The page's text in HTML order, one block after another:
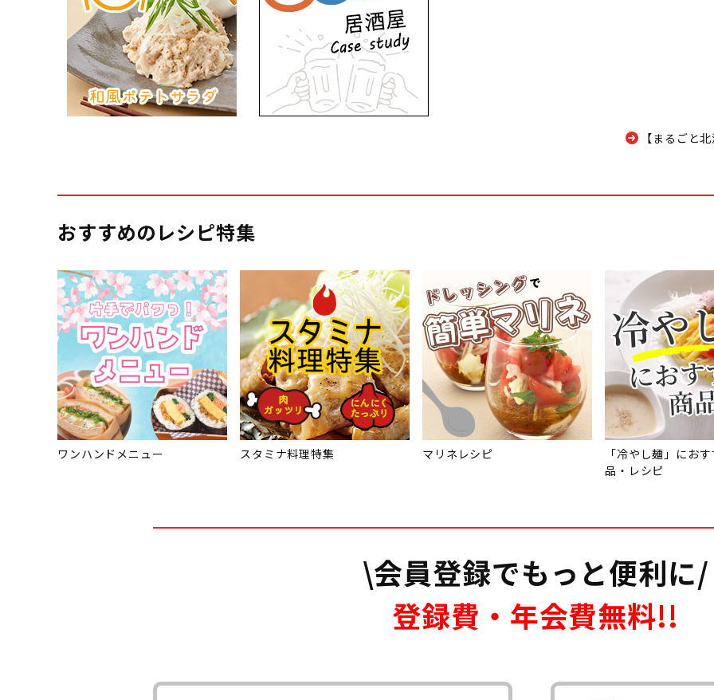
【まるごと
おすすめのレシピ特集
ワンハンドメニュー スタミナ料理特集 マリネレシピ
「冷やし麺」にお
品・レシピ
\会員登録でもっと便利に/
登録費・年会費無料!!